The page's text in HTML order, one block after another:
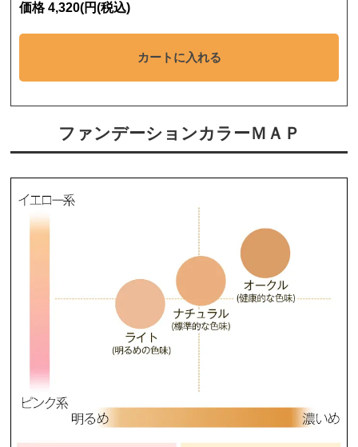
価格 4,320(円(税込)
カートに入れる
ファンデーションカラーＭＡＰ